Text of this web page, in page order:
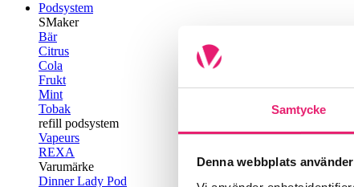
Samtycke
Denna webbplats
Podsystem
SMaker
Bär
Citrus
Cola
Frukt
Mint
Tobak
refill podsystem
Vapeurs
REXA
Varumärke
Dinner Lady Pod